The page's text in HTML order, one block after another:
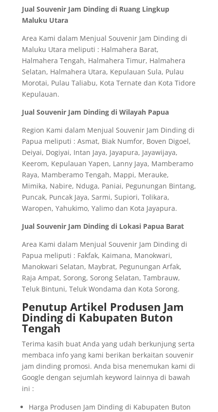
Jual Souvenir Jam Dinding di Ruang Lingkup
Maluku Utara
Area Kami dalam Menjual Souvenir Jam Dinding di
Maluku Utara meliputi : Halmahera Barat,
Halmahera Tengah, Halmahera Timur, Halmahera
Selatan, Halmahera Utara, Kepulauan Sula, Pulau
Morotai, Pulau Taliabu, Kota Ternate dan Kota Tidore
Kepulauan.
Jual Souvenir Jam Dinding di Wilayah Papua
Region Kami dalam Menjual Souvenir Jam Dinding di
Papua meliputi : Asmat, Biak Numfor, Boven Digoel,
Deiyai, Dogiyai, Intan Jaya, Jayapura, Jayawijaya,
Keerom, Kepulauan Yapen, Lanny Jaya, Mamberamo
Raya, Mamberamo Tengah, Mappi, Merauke,
Mimika, Nabire, Nduga, Paniai, Pegunungan Bintang,
Puncak, Puncak Jaya, Sarmi, Supiori, Tolikara,
Waropen, Yahukimo, Yalimo dan Kota Jayapura.
Jual Souvenir Jam Dinding di Lokasi Papua Barat
Area Kami dalam Menjual Souvenir Jam Dinding di
Papua meliputi : Fakfak, Kaimana, Manokwari,
Manokwari Selatan, Maybrat, Pegunungan Arfak,
Raja Ampat, Sorong, Sorong Selatan, Tambrauw,
Teluk Bintuni, Teluk Wondama dan Kota Sorong.
Penutup Artikel Produsen Jam
Dinding di Kabupaten Buton
Tengah
Terima kasih buat Anda yang udah berkunjung serta
membaca info yang kami berikan berkaitan souvenir
jam dinding promosi. Anda bisa menemukan kami di
Google dengan sejumlah keyword lainnya di bawah
ini :
Harga Produsen Jam Dinding di Kabupaten Buton